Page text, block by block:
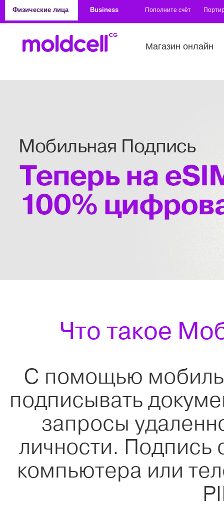
Физические лица
Business Пополните счёт
Магазин онлайн
Что такое
С помощью
подписывать
запросы
личности. Подпись
компьютера или